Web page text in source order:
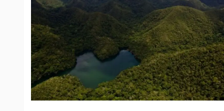
de
Naturales
Protegidas